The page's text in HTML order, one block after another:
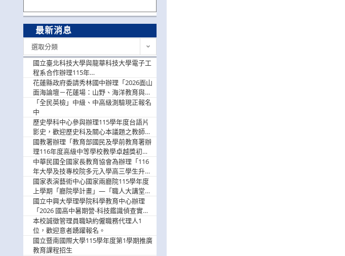
最新消息
選取分類
國立臺北科技大學與龍華科技大學電子工
程系合作辦理115年
「115.08.10~08.12「AI賦能應用於智慧半
導體研習營」，歡迎學生踴躍報名參加
花蓮縣政府委請秀林國中辦理「2026面山
面海論壇－花蓮場：山野、海洋教育與戶
外安全實務課程」，歡迎踴躍報名參加
「全民英檢」中級、中高級測驗現正報名
中
歷史學科中心參與辦理115學年度台語片
影史，歡迎歷史科及關心本議題之教師踴
躍報名參加
國教署辦理「教育部國民及學前教育署辦
理116年度高級中等學校教學卓越獎初選
實施計畫」，鼓勵教師踴躍報名
中華民國全國家長教育協會為辦理「116
年大學及技專校院多元入學高三學生升學
輔導家長說明會」
國家表演藝術中心國家兩廳院115學年度
上學期「廳院學計畫」—「職人大講堂」
及「一日體驗課程」，鼓勵踴躍報名參
與。
國立中興大學理學院科學教育中心辦理
「2026 國高中暑期營-科技鑑識偵查實戰
營」活動資訊，鼓勵學生踴躍報名參加。
本校誠徵管理員職缺約僱職務代理人1
位，歡迎意者踴躍報名。
國立暨南國際大學115學年度第1學期推廣
教育課程招生